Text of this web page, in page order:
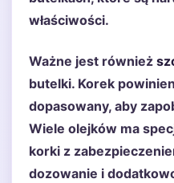
właściwości.
Ważne jest również
butelki. Korek
dopasowany, aby
Wiele olejków ma
korki z
dozowanie i